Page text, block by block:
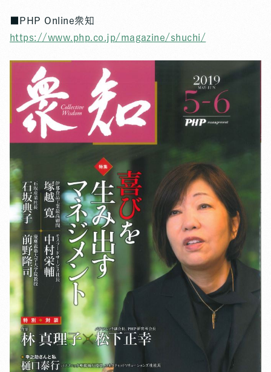
■PHP Online衆知
https://www.php.co.jp/magazine/shuchi/